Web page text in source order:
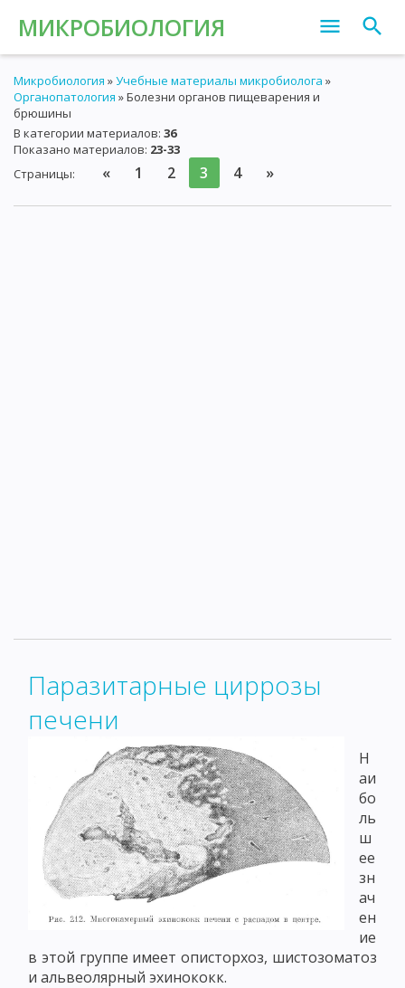
МИКРОБИОЛОГИЯ
Микробиология »Учебные материалы микробиолога »
Органопатология » Болезни органов пищеварения и
брюшины
В категории материалов: 36
Показано материалов: 23-33
Страницы: « 1 2 3 4 »
Паразитарные циррозы
печени
Н
аи
бо
ль
ш
ее
зн
ач
ен
ие
в этой группе имеет описторхоз, шистозоматоз
и альвеолярный эхинококк.